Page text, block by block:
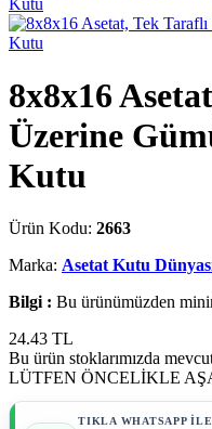
8x8x16
Üzerine
Kutu
Ürün Kodu: 2663
Marka: Asetat Kutu
Bilgi : Bu ürünümüzden
24.43 TL
Bu ürün stoklarımızda
LÜTFEN ÖNCELİKLE
TIKLA WHATSAPP